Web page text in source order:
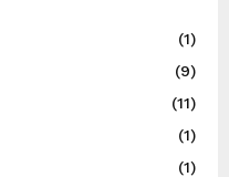
(1)
(9)
(11)
(1)
(1)